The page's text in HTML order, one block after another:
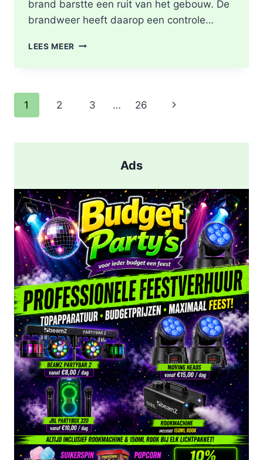
brand barstte een ruit van het gebouw. De
brandweer heeft daarop een controle…
LEES MEER SCOOTER
STATION
IN
Paginanavigatie
1 2 3 … 26
Volgende
Ads